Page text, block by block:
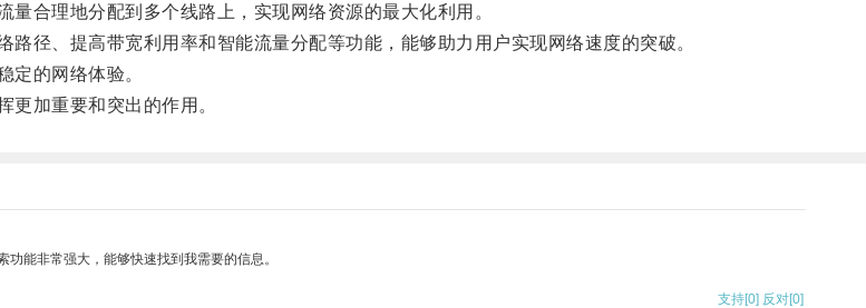
合理地分配到多个线路上，实现网络资源的最大化利用。
、提高带宽利用率和智能流量分配等功能，能够助力用户实现网络速度的突破。
的网络体验。
加重要和突出的作用。
能非常强大，能够快速找到我需要的信息。
支持[0] 反对[0]